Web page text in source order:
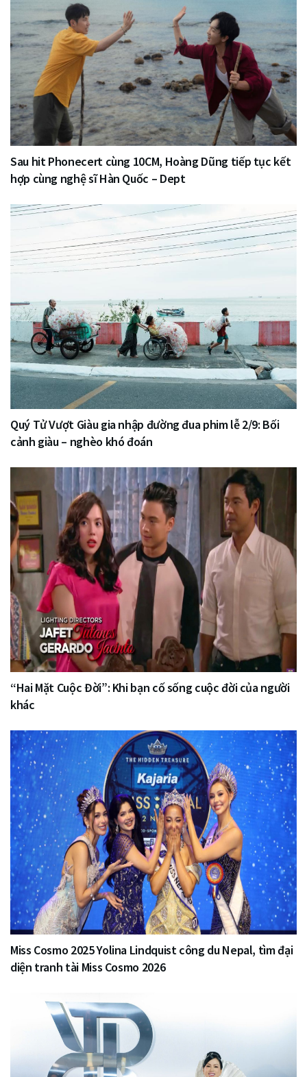
Sau hit Phonecert cùng 10CM, Hoàng Dũng tiếp tục kết
hợp cùng nghệ sĩ Hàn Quốc – Dept
Quý Tử Vượt Giàu gia nhập đường đua phim lễ 2/9: Bối
cảnh giàu – nghèo khó đoán
“Hai Mặt Cuộc Đời”: Khi bạn cố sống cuộc đời của người
khác
Miss Cosmo 2025 Yolina Lindquist công du Nepal, tìm đại
diện tranh tài Miss Cosmo 2026